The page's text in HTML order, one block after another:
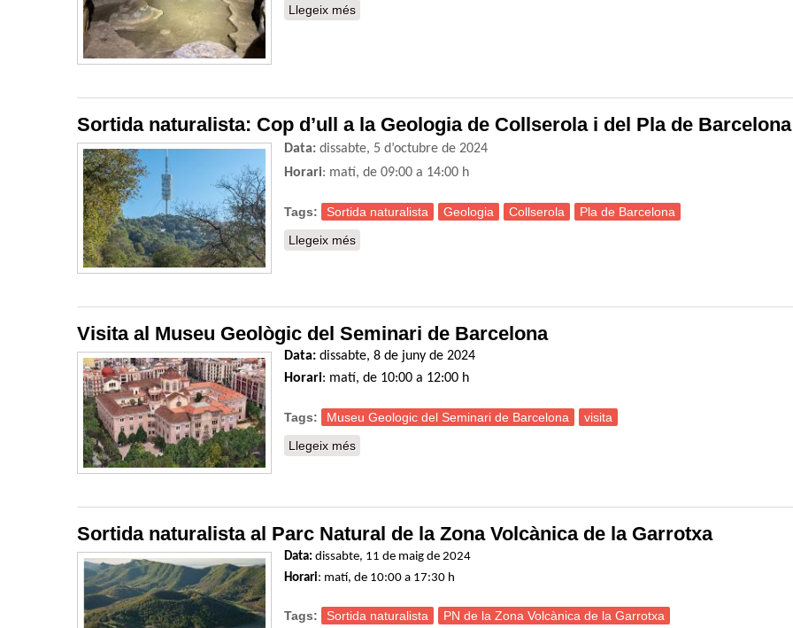
Llegeix més
Sortida naturalista: Cop d’ull a la Geologia de Collserola i del Pla de Barcelona
Data: dissabte, 5 d’octubre de 2024
Horari: matí, de 09:00 a 14:00 h
Tags: Sortida naturalista Geologia Collserola
Pla de Barcelona
Llegeix més
Visita al Museu Geològic del Seminari de Barcelona
Data: dissabte, 8 de juny de 2024
Horari: matí, de 10:00 a 12:00 h
Tags: Museu Geologic del Seminari de Barcelona
visita
Llegeix més
Sortida naturalista al Parc Natural de la Zona Volcànica de la Garrotxa
Data: dissabte, 11 de maig de 2024
Horari: matí, de 10:00 a 17:30 h
Tags: Sortida naturalista
PN de la Zona Volcànica de la Garrotxa